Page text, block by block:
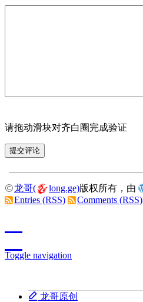
请拖动滑块对齐白圈完成验证
龙哥( long.ge)版权所有，由
Entries (RSS)
Comments (RSS)
Toggle navigation
龙哥原创